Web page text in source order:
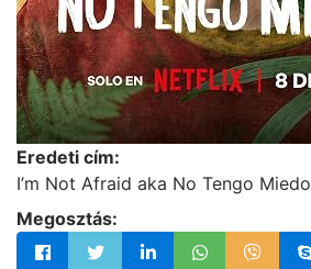
Eredeti cím:
I’m Not Afraid aka No Tengo Miedo
Megosztás: